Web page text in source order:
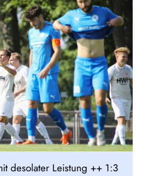
desolater Leistung ++ 1:3